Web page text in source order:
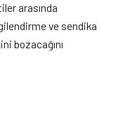
arasında
ve sendika
bozacağını